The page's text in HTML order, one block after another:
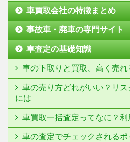
車買取会社の特徴まとめ
事故車・廃車の専門サイト
車査定の基礎知識
車の下取りと買取、高く売れ
車の売り方どれがいい？リ
には
車買取一括査定ってなに？
車の査定でチェックされるポ